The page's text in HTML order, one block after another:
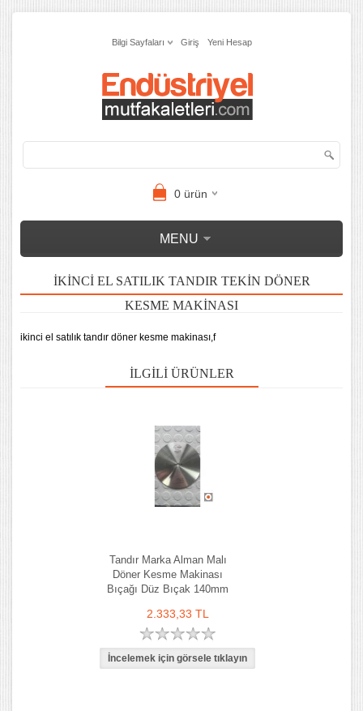
Bilgi Sayfaları Giriş Yeni Hesap
0ürün
MENU
IKINCI EL SATILIK TANDIR TEKIN DÖNER
KESME MAKINASI
ikinci el satılık tandır döner kesme makinası,f
İLGILI ÜRÜNLER
Tandır Marka Alman Malı
Döner Kesme Makinası
Bıçağı Düz Bıçak 140mm
2.333,33 TL